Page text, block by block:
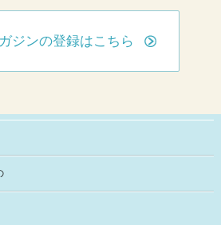
ジンの登録はこちら